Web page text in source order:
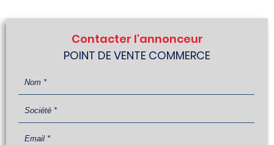
Contacter l'annonceur
POINT DE VENTE COMMERCE